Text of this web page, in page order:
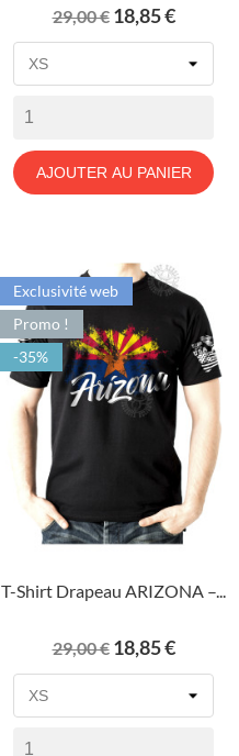
Prix
de
29,00 € Prix
18,85 €
AJOUTER AU PANIER
T-Shirt Drapeau ARIZONA –...
Prix
de
29,00 € Prix
18,85 €
Exclusivité web
Promo !
-35%